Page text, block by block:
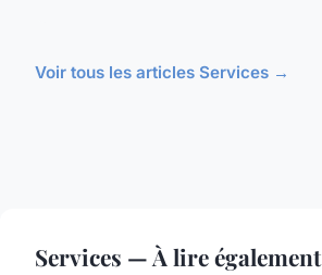
Voir tous les articles Services →
Services — À lire également